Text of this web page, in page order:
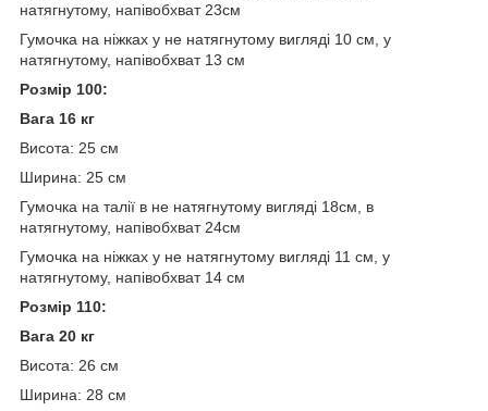
натягнутому, напівобхват 23см
Гумочка на ніжках у не натягнутому вигляді 10 см, у
натягнутому, напівобхват 13 см
Розмір 100:
Вага 16 кг
Висота: 25 см
Ширина: 25 см
Гумочка на талії в не натягнутому вигляді 18см, в
натягнутому, напівобхват 24см
Гумочка на ніжках у не натягнутому вигляді 11 см, у
натягнутому, напівобхват 14 см
Розмір 110:
Вага 20 кг
Висота: 26 см
Ширина: 28 см